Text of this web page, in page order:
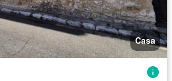
Casa